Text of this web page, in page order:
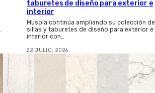
taburetes de diseño para exterior e
interior
Musola continúa ampliando su colección de
sillas y taburetes de diseño para exterior e
interior con…
22 JULIO, 2026